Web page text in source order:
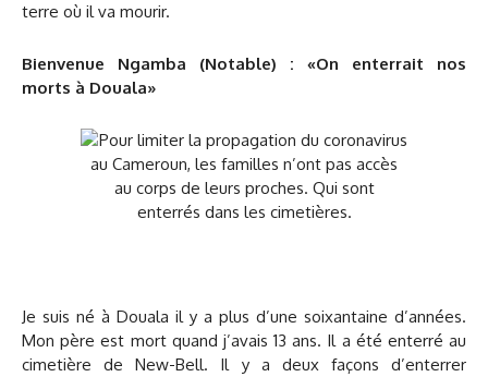
terre où il va mourir.
Bienvenue Ngamba (Notable) : «On enterrait nos
morts à Douala»
Je suis né à Douala il y a plus d’une soixantaine d’années.
Mon père est mort quand j’avais 13 ans. Il a été enterré au
cimetière de New-Bell. Il y a deux façons d’enterrer